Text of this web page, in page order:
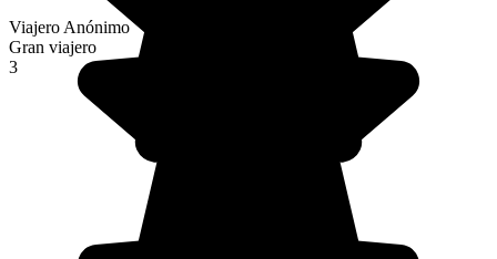
Viajero Anónimo
Gran viajero
3